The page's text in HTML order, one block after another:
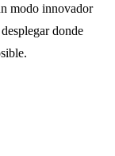
modo innovador
donde